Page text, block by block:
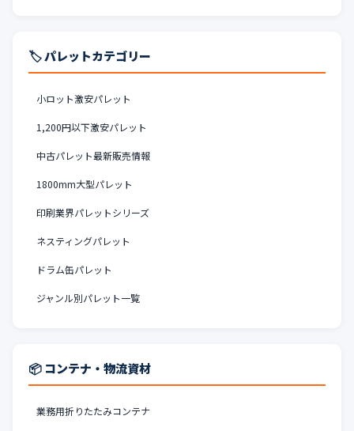
🏷️ パレットカテゴリー
小ロット激安パレット
1,200円以下激安パレット
中古パレット最新販売情報
1800mm大型パレット
印刷業界パレットシリーズ
ネスティングパレット
ドラム缶パレット
ジャンル別パレット一覧
📦 コンテナ・物流資材
業務用折りたたみコンテナ